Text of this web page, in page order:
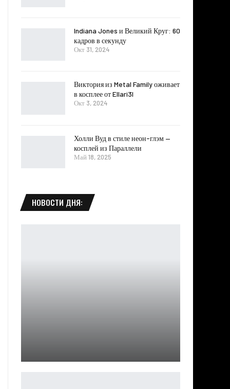
Indiana Jones и Великий Круг: 60
кадров в секунду
Окт 31, 2024
Виктория из Metal Family оживает
в косплее от Ellari3l
Окт 3, 2024
Холли Вуд в стиле неон-глэм —
косплей из Параллели
Май 18, 2025
НОВОСТИ ДНЯ: